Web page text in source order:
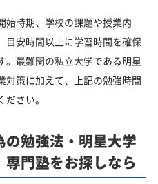
始時期、学校の課題や授業内
目安時間以上に学習時間を確保
。最難関の私立大学である明星
対策に加えて、上記の勉強時間
さい。
勉強法・明星大学
門塾をお探しなら